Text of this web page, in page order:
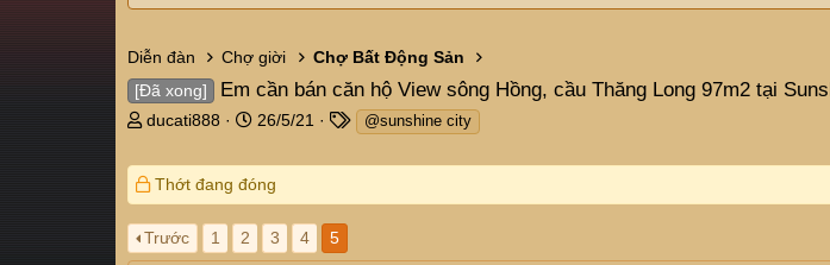
Diễn đàn Chợ giời Chợ Bất Động Sản
[Đã xong] Em cần bán căn hộ View sông Hồng, cầu Thăng Long 97m2 tại
T
r
e
a
d
s
ducati888
N
à
y
g
ử
i
26/5/21
T
g
@sunshine city
Thớt đang đóng
Trước 1 2 3 4 5